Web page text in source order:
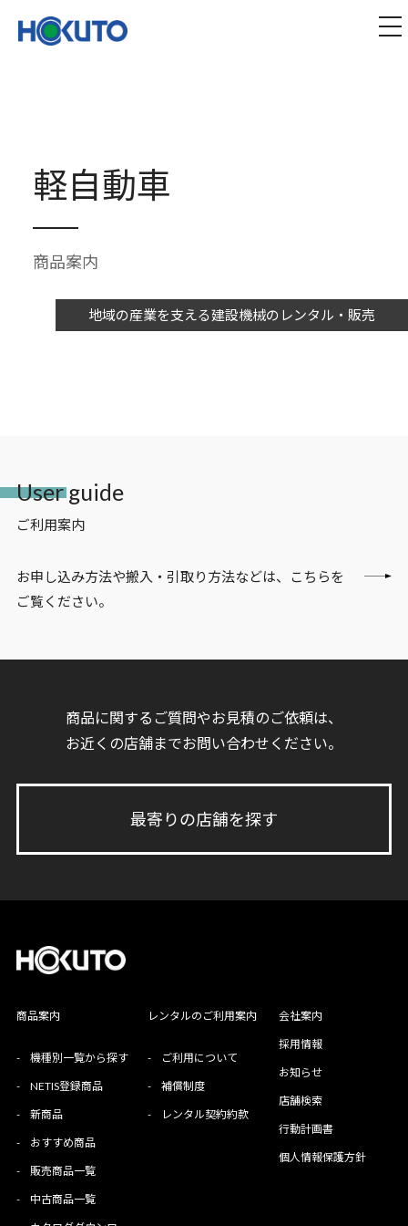
軽自動車
商品案内
地域の産業を支える建設機械のレンタル・販売
User guide
ご利用案内
お申し込み方法や搬入・引取り方法などは、こちらを
ご覧ください。
商品に関するご質問やお見積のご依頼は、
お近くの店舗までお問い合わせください。
最寄りの店舗を探す
商品案内
- 機種別一覧から探す
- NETIS登録商品
- 新商品
- おすすめ商品
- 販売商品一覧
- 中古商品一覧
レンタルのご利用案内
- ご利用について
- 補償制度
- レンタル契約約款
会社案内
採用情報
お知らせ
店舗検索
行動計画書
個人情報保護方針